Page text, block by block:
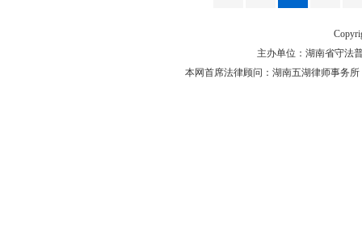
主办单位：湖南省守法
本网首席法律顾问：湖南五湖律师事务所